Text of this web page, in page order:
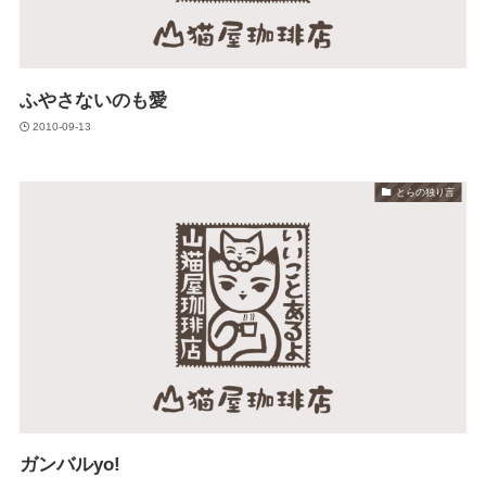
ふやさないのも愛
2010-09-13
とらの独り言
ガンバルyo!